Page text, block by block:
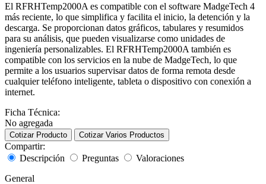
El RFRHTemp2000A es compatible con el software MadgeTech 4
más reciente, lo que simplifica y facilita el inicio, la detención y la
descarga. Se proporcionan datos gráficos, tabulares y resumidos
para su análisis, que pueden visualizarse como unidades de
ingeniería personalizables. El RFRHTemp2000A también es
compatible con los servicios en la nube de MadgeTech, lo que
permite a los usuarios supervisar datos de forma remota desde
cualquier teléfono inteligente, tableta o dispositivo con conexión a
internet.
Ficha Técnica:
No agregada
Cotizar Producto Cotizar Varios Productos
Compartir:
Descripción
Preguntas
Valoraciones
General